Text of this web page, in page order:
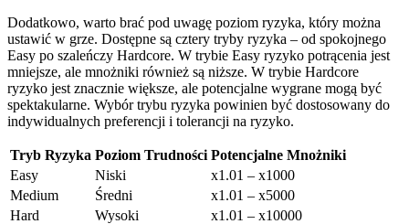
Dodatkowo, warto brać pod uwagę poziom ryzyka, który można
ustawić w grze. Dostępne są cztery tryby ryzyka – od spokojnego
Easy po szaleńczy Hardcore. W trybie Easy ryzyko potrącenia jest
mniejsze, ale mnożniki również są niższe. W trybie Hardcore
ryzyko jest znacznie większe, ale potencjalne wygrane mogą być
spektakularne. Wybór trybu ryzyka powinien być dostosowany do
indywidualnych preferencji i tolerancji na ryzyko.
Tryb Ryzyka Poziom Trudności Potencjalne Mnożniki
Easy
Niski
x1.01 – x1000
Medium
Średni
x1.01 – x5000
Hard
Wysoki
x1.01 – x10000